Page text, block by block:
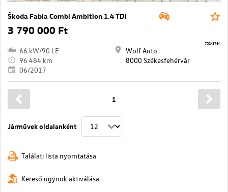
Škoda Fabia Combi Ambition 1.4 TDi
3 790 000 Ft
66 kW/90 LE
96 484 km
06/2017
Wolf Auto
8000 Székesfehérvár
702/3784
Járművek oldalanként
1
Találati lista nyomtatása
Kereső ügynök aktiválása